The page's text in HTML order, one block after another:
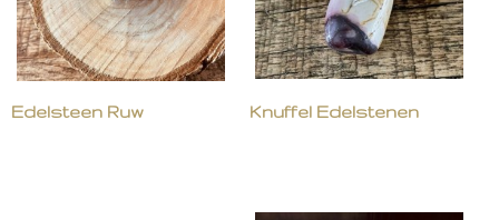
Edelsteen Ruw Knuffel Edelstenen